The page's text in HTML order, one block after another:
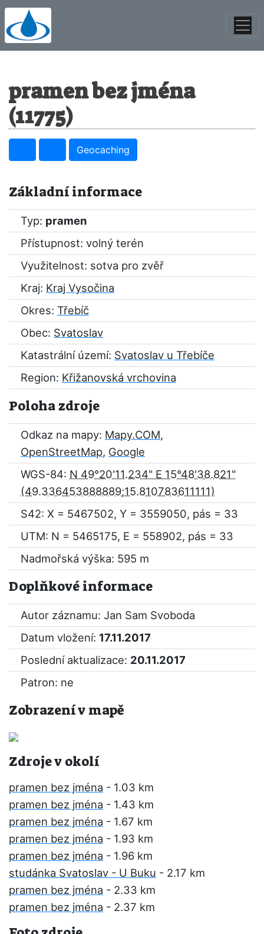
pramen bez jména
(11775)
Geocaching
Základní informace
Typ: pramen
Přístupnost: volný terén
Využitelnost: sotva pro zvěř
Kraj: Kraj Vysočina
Okres: Třebíč
Obec: Svatoslav
Katastrální území: Svatoslav u Třebíče
Region: Křižanovská vrchovina
Poloha zdroje
Odkaz na mapy: Mapy.COM,
OpenStreetMap, Google
WGS-84: N 49°20'11.234" E 15°48'38.821"
S42: X = 5467502, Y = 3559050, pás = 33
UTM: N = 5465175, E = 558902, pás = 33
Nadmořská výška: 595 m
Doplňkové informace
Autor záznamu: Jan Sam Svoboda
Datum vložení: 17.11.2017
Poslední aktualizace: 20.11.2017
Patron: ne
Zobrazení v mapě
Zdroje v okolí
pramen bez jména - 1.03 km
pramen bez jména - 1.43 km
pramen bez jména - 1.67 km
pramen bez jména - 1.93 km
pramen bez jména - 1.96 km
studánka Svatoslav - U Buku - 2.17 km
pramen bez jména - 2.33 km
pramen bez jména - 2.37 km